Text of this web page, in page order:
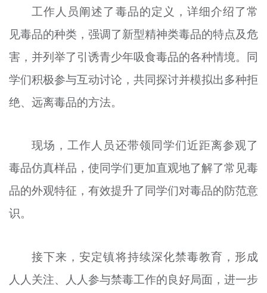
工作人员阐述了毒品的定义，详细介绍了常
见毒品的种类，强调了新型精神类毒品的特点及危
害，并列举了引诱青少年吸食毒品的各种情境。同
学们积极参与互动讨论，共同探讨并模拟出多种拒
绝、远离毒品的方法。
现场，工作人员还带领同学们近距离参观了
毒品仿真样品，使同学们更加直观地了解了常见毒
品的外观特征，有效提升了同学们对毒品的防范意
识。
接下来，安定镇将持续深化禁毒教育，形成
人人关注、人人参与禁毒工作的良好局面，进一步